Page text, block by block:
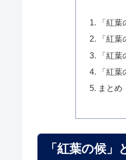
「紅
「紅
「紅
「紅
まとめ
「紅葉の候」